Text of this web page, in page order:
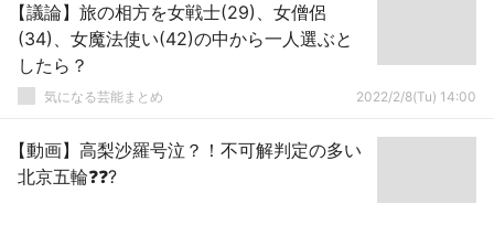
【議論】旅の相方を女戦士(29)、女僧侶
(34)、女魔法使い(42)の中から一人選ぶと
したら？
気になる芸能まとめ 2022/2/8(Tu) 14:00
【動画】高梨沙羅号泣？！不可解判定の多い
北京五輪❓❓?